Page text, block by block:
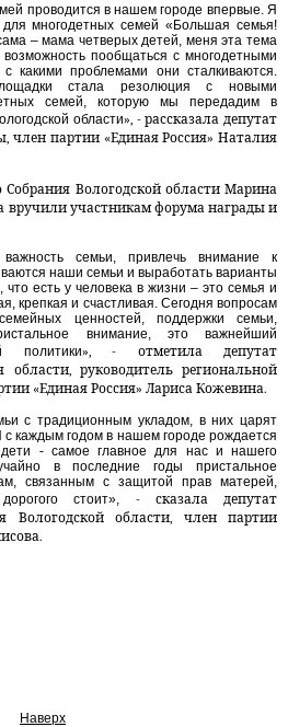
проводится в нашем городе впервые. Я
многодетных семей «Большая семья!
– мама четверых детей, меня эта тема
пообщаться с многодетными
какими проблемами они сталкиваются.
стала резолюция с новыми
семей, которую мы передадим в
области», - рассказала депутат
член партии «Единая Россия» Наталия
Собрания Вологодской области Марина
вручили участникам форума награды и
семьи, привлечь внимание к
наши семьи и выработать варианты
есть у человека в жизни – это семья и
крепкая и счастливая. Сегодня вопросам
ценностей, поддержки семьи,
внимание, это важнейший
политики», - отметила депутат
области, руководитель региональной
«Единая Россия» Лариса Кожевина.
с традиционным укладом, в них царят
с каждым годом в нашем городе рождается
- самое главное для нас и нашего
в последние годы пристальное
связанным с защитой прав матерей,
стоит», - сказала депутат
Вологодской области, член партии
Наверх